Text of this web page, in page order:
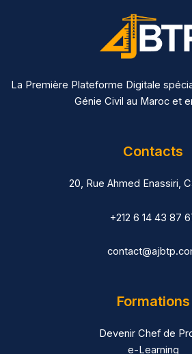
La Première Plateforme Digitale
Génie Civil au Maroc et
Contacts
20, Rue Ahmed Enassiri,
+212 6 14 43 87
Formations
Devenir Chef de
e-Learning